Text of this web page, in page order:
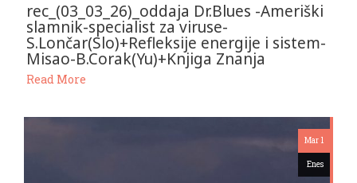
rec_(03_03_26)_oddaja Dr.Blues -Ameriški
slamnik-specialist za viruse-
S.Lončar(Slo)+Refleksije energije i sistem-
Misao-B.Corak(Yu)+Knjiga Znanja
Read More
Mar 1
Enes